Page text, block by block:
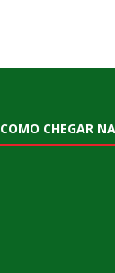
COMO CHEGAR